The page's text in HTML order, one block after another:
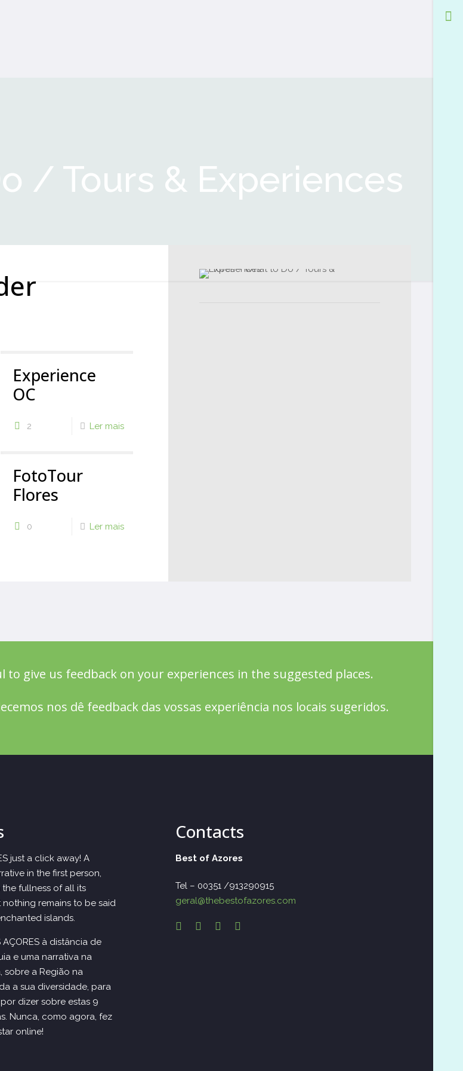
/ Tours & Experiences
Experience
OC
2 Ler mais
FotoTour
Flores
0 Ler mais
give us feedback on your experiences in the suggested places.
nos dê feedback das vossas experiência nos locais sugeridos.
just a click away! A
in the first person,
fullness of all its
nothing remains to be said
islands.
AÇORES à distância de
e uma narrativa na
sobre a Região na
a sua diversidade, para
dizer sobre estas 9
Nunca, como agora, fez
online!
Contacts
Best of Azores
Tel – 00351 /913290915
geral@thebestofazores.com